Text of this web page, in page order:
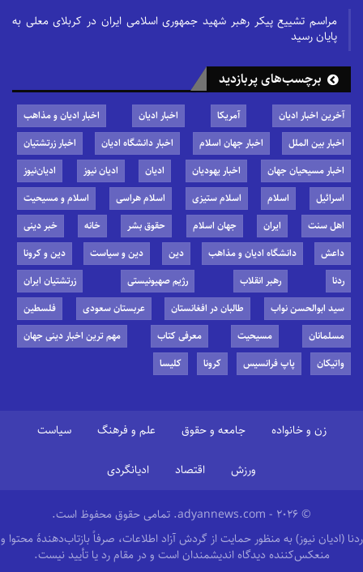
مراسم تشییع پیکر رهبر شهید جمهوری اسلامی ایران در کربلای معلی به
پایان رسید
برچسب‌های پربازدید
آخرین اخبار ادیان آمریکا اخبار ادیان
اخبار ادیان و مذاهب
اخبار بین الملل
اخبار جهان اسلام اخبار دانشگاه ادیان
اخبار زرتشتیان
اخبار مسیحیان جهان
اخبار یهودیان ادیان ادیان نیوز
ادیان‌نیوز
اسرائیل
اسلام اسلام ستیزی اسلام هراسی
اسلام و مسیحیت
اهل سنت
ایران جهان اسلام حقوق بشر خانه
خبر دینی
داعش
دانشگاه ادیان و مذاهب دین دین و سیاست
دین و کرونا
ردنا
رهبر انقلاب رژیم صهیونیستی
زرتشتیان ایران
سید ابوالحسن نواب
طالبان در افغانستان عربستان سعودی
فلسطین
مسلمانان
مسیحیت معرفی کتاب
مهم ترین اخبار دینی جهان
واتیکان
پاپ فرانسیس کرونا کلیسا
زن و خانواده جامعه و حقوق علم و فرهنگ سیاست
ورزش اقتصاد ادیانگردی
© 2026 - adyannews.com. تمامی حقوق محفوظ است.
ردنا (ادیان نیوز) به منظور حمایت از گردش آزاد اطلاعات، صرفاً بازتاب‌دهندهٔ محتوا و
منعکس‌کننده دیدگاه اندیشمندان است و در مقام رد یا تأیید نیست.